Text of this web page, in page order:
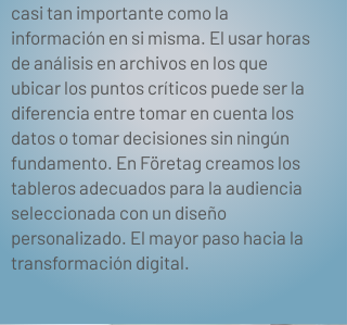
casi tan importante como la
información en si misma. El usar horas
de análisis en archivos en los que
ubicar los puntos críticos puede ser la
diferencia entre tomar en cuenta los
datos o tomar decisiones sin ningún
fundamento. En Företag creamos los
tableros adecuados para la audiencia
seleccionada con un diseño
personalizado. El mayor paso hacia la
transformación digital.